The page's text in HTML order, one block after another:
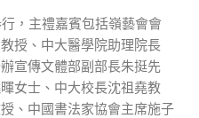
，主禮嘉賓包括嶺藝會會
授、中大醫學院助理院長
宣傳文體部副部長朱挺先
女士、中大校長沈祖堯教
、中國書法家協會主席施子